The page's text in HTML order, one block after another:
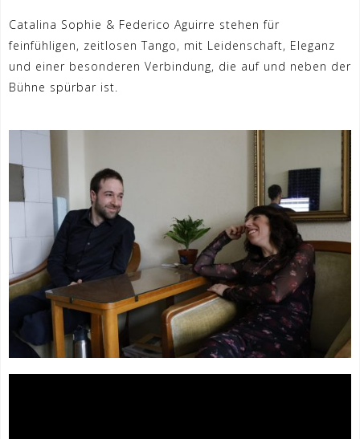
Catalina Sophie & Federico Aguirre stehen für
feinfühligen, zeitlosen Tango, mit Leidenschaft, Eleganz
und einer besonderen Verbindung, die auf und neben der
Bühne spürbar ist.